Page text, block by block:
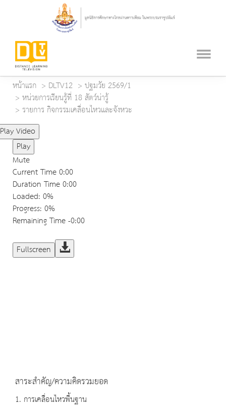
หน้าแรก DLTV12
ปฐมวัย 2569/1
หน่วยการเรียนรู้ที่ 18 สัตว์น่ารู้
รายการ กิจกรรมเคลื่อนไหวและจังหวะ
Play Video
Play
Mute
Current Time0:00
Duration Time0:00
Loaded: 0%
Progress: 0%
Remaining Time-0:00
Fullscreen
สาระสำคัญ/ความคิดรวมยอด
1. การเคลื่อนไหวพื้นฐาน